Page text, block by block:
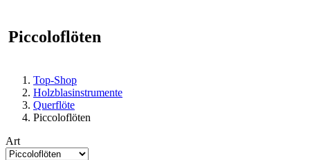
Piccoloflöten
Top-Shop
Holzblasinstrumente
Querflöte
Piccoloflöten
Art